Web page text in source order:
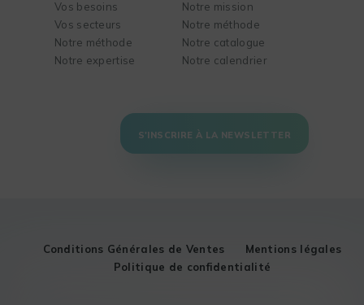
Vos besoins
Vos secteurs
Notre méthode
Notre expertise
Notre mission
Notre méthode
Notre catalogue
Notre calendrier
S'INSCRIRE À LA NEWSLETTER
Conditions Générales de Ventes
Mentions légales
Politique de confidentialité